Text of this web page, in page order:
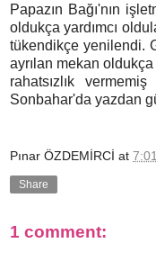
Papazın Bağı'nın
oldukça yardımcı
tükendikçe yenilendi.
ayrılan mekan
rahatsızlık
Sonbahar'da yazdan
Pınar ÖZDEMİRCİ at
Share
1 comment: